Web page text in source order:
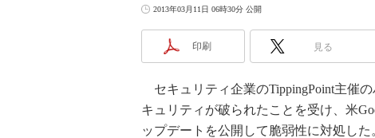
2013年03月11日 06時30分 公開
印刷 見る
セキュリティ企業のTippingPoint主催
キュリティが破られたことを受け、米
ップデートを公開して脆弱性に対処した